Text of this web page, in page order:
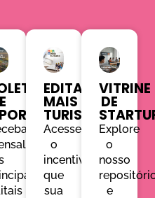
EDITAL
MAIS
TURISMO
Acesse
o
incentivo
que
sua
VITRINE
DE
Explore
o
nosso
e